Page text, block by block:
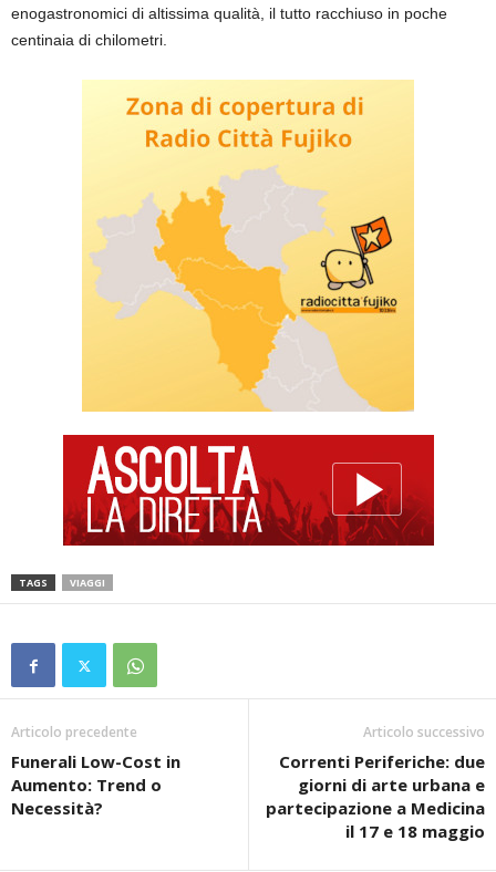
enogastronomici di altissima qualità, il tutto racchiuso in poche
centinaia di chilometri.
TAGS VIAGGI
Articolo precedente
Funerali Low-Cost in
Aumento: Trend o
Necessità?
Articolo successivo
Correnti Periferiche: due
giorni di arte urbana e
partecipazione a Medicina
il 17 e 18 maggio